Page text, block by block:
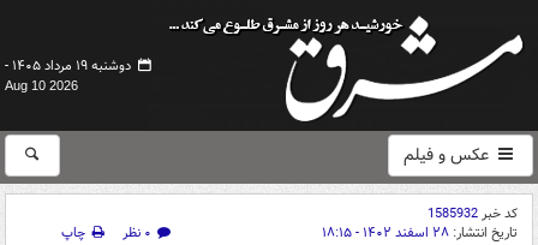
دوشنبه ۱۹ مرداد ۱۴۰۵ -
Aug 10 2026
عکس و فیلم
کد خبر1585932
تاریخ انتشار: ۲۸ اسفند ۱۴۰۲ - ۱۸:۱۵ ۰ نظر
چاپ